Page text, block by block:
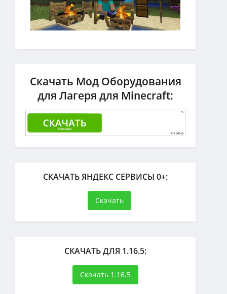
Скачать Мод Оборудования
для Лагеря для Minecraft:
СКАЧАТЬ ЯНДЕКС СЕРВИСЫ 0+:
Скачать
СКАЧАТЬ ДЛЯ 1.16.5:
Скачать 1.16.5